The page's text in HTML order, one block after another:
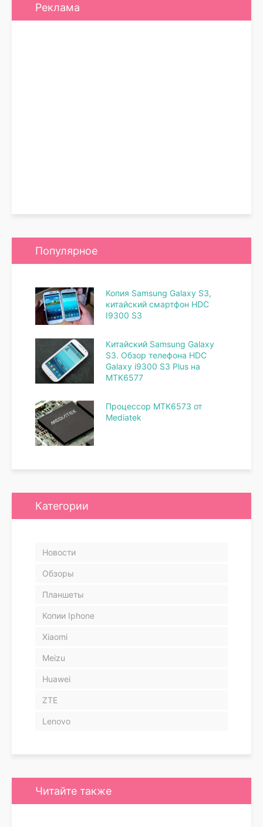
Реклама
Популярное
Копия Samsung Galaxy S3,
китайский смартфон HDC
I9300 S3
Китайский Samsung Galaxy
S3. Обзор телефона HDC
Galaxy i9300 S3 Plus на
MTK6577
Процессор MTK6573 от
Mediatek
Категории
Новости
Обзоры
Планшеты
Копии Iphone
Xiaomi
Meizu
Huawei
ZTE
Lenovo
Читайте также